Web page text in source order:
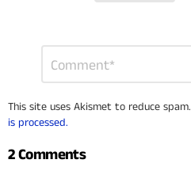
This site uses Akismet to reduce spam.
is processed.
2 Comments